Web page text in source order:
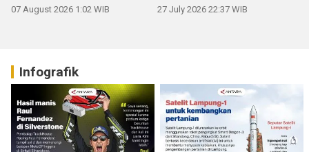
07 August 2026 1:02 WIB 27 July 2026 22:37 WIB
Infografik